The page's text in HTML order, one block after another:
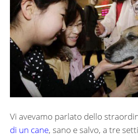
Vi avevamo parlato dello
di un cane, sano e salvo, a tre